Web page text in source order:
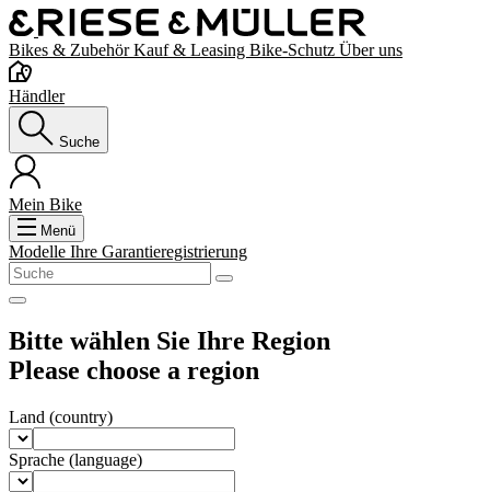
Bikes & ZubehörKauf & Leasing Bike-Schutz Über uns
Händler
Suche
Mein Bike
Menü
Modelle Ihre Garantieregistrierung
Bitte wählen Sie Ihre Region
Please choose a region
Land (country)
Sprache (language)